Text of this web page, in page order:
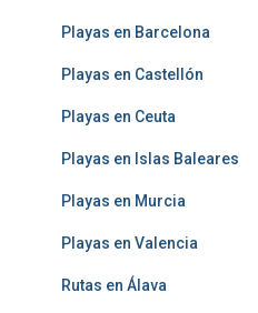
Playas en Barcelona
Playas en Castellón
Playas en Ceuta
Playas en Islas Baleares
Playas en Murcia
Playas en Valencia
Rutas en Álava